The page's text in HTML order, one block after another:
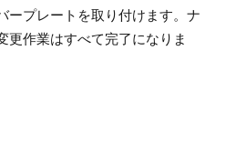
ープレートを取り付けます。ナ
更作業はすべて完了になりま